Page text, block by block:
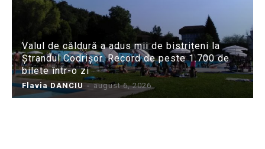
Valul de căldură a adus mii de bistrițeni la
Ștrandul Codrișor. Record de peste 1.700 de
bilete într-o zi
Flavia DANCIU - august 6, 2026